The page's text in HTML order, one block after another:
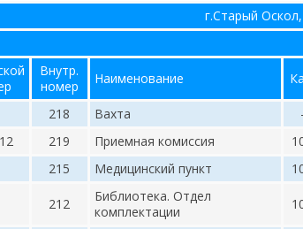
г.Старый
Внутр.
номер
Наименование
218 Вахта -
219 Приемная комиссия
215 Медицинский пункт
212
Библиотека. Отдел
комплектации